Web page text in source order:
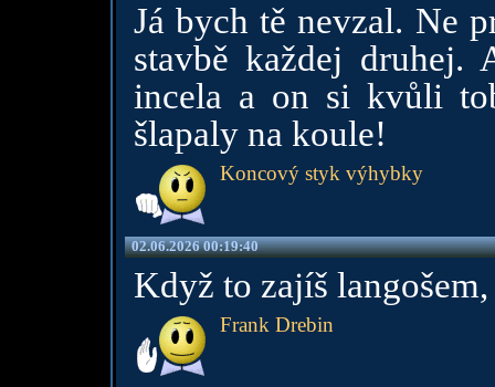
Já bych tě nevzal. Ne
stavbě každej druhej.
incela a on si kvůli
šlapaly na koule!
Koncový styk výhybky
02.06.2026 00:19:40
Když to zajíš
Frank Drebin